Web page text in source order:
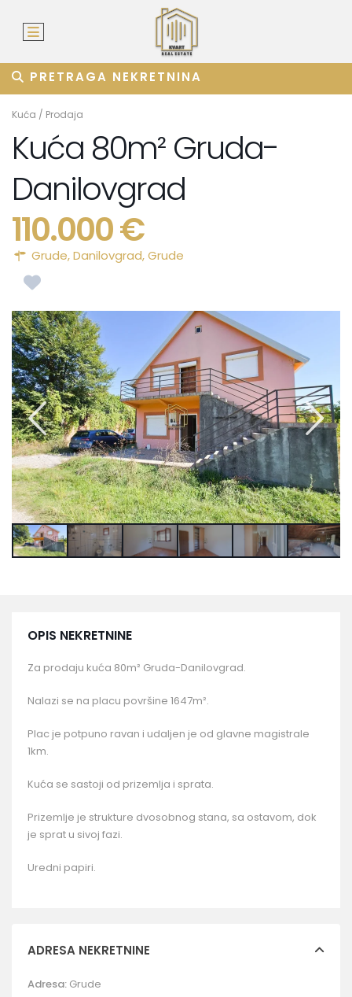
PRETRAGA NEKRETNINA
Kuća / Prodaja
Kuća 80m² Gruda-
Danilovgrad
110.000 €
Grude,Danilovgrad,Grude
OPIS NEKRETNINE
Za prodaju kuća 80m² Gruda-Danilovgrad.
Nalazi se na placu površine 1647m².
Plac je potpuno ravan i udaljen je od glavne magistrale
1km.
Kuća se sastoji od prizemlja i sprata.
Prizemlje je strukture dvosobnog stana, sa ostavom, dok
je sprat u sivoj fazi.
Uredni papiri.
ADRESA NEKRETNINE
Adresa: Grude